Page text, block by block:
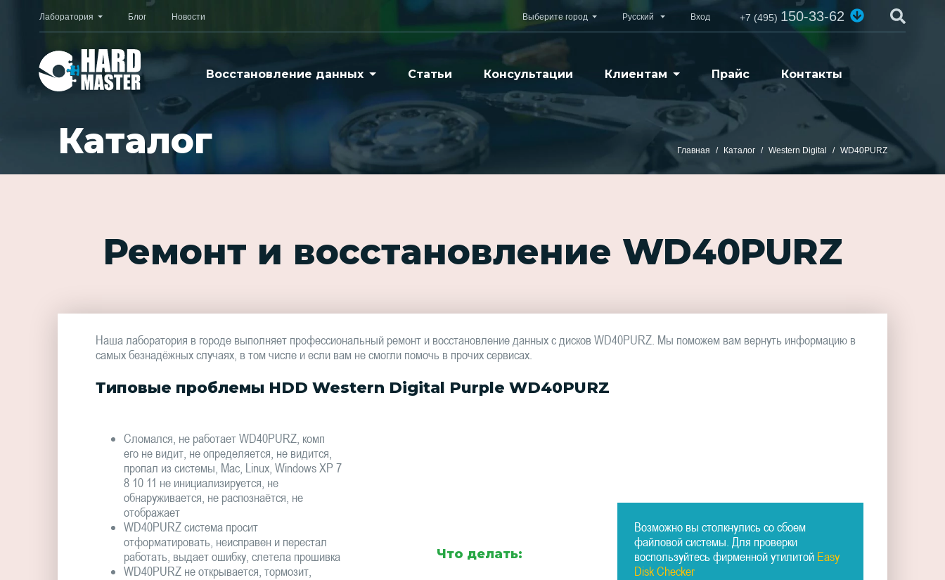
Восстановление данных Статьи Консультации Клиентам Прайс Контакты
Лаборатория Блог Новости Выберите город Русский Вход +7 (495)150-33-62
Каталог Главная Каталог Western Digital WD40PURZ
Ремонт и восстановление WD40PURZ
Наша лаборатория в городе выполняет профессиональный ремонт и восстановление данных с дисков WD40PURZ. Мы поможем вам вернуть информацию в
самых безнадёжных случаях, в том числе и если вам не смогли помочь в прочих сервисах.
Типовые проблемы HDD Western Digital Purple WD40PURZ
Сломался, не работает WD40PURZ, комп
его не видит, не определяется, не видится,
пропал из системы, Mac, Linux, Windows XP 7
8 10 11 не инициализируется, не
обнаруживается, не распознаётся, не
отображает
WD40PURZ система просит
отформатировать, неисправен и перестал
работать, выдает ошибку, слетела прошивка
WD40PURZ не открывается, тормозит,
Что делать:
Возможно вы столкнулись со сбоем
файловой системы. Для проверки
воспользуйтесь фирменной утилитой Easy
Disk Checker